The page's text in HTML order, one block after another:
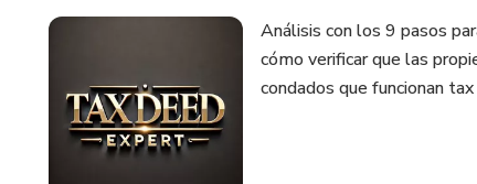
Análisis con los 9 pasos
cómo verificar que las
condados que funcionan